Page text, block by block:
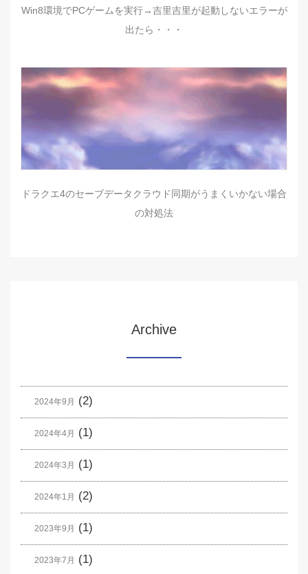
Win8環境でPCゲームを実行→吉里吉里が起動しないエラーが
出たら・・・
ドラクエ4のセーブデータクラウド同期がうまくいかない場合
の対処法
Archive
2024年9月 (2)
2024年4月 (1)
2024年3月 (1)
2024年1月 (2)
2023年9月 (1)
2023年7月 (1)